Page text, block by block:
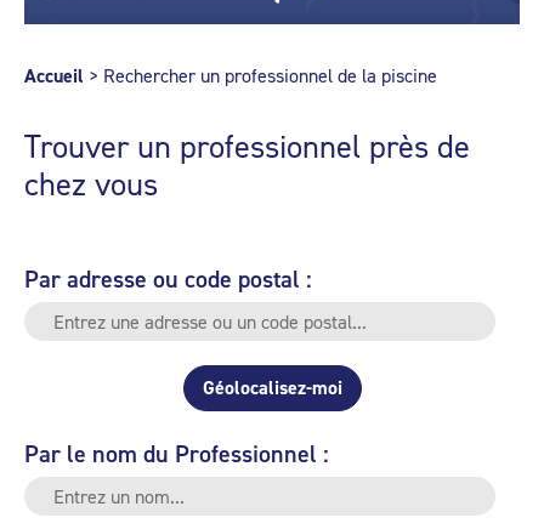
Accueil > Rechercher un professionnel de la piscine
Trouver un professionnel près de
chez vous
Par adresse ou code postal :
Géolocalisez-moi
Par le nom du Professionnel :